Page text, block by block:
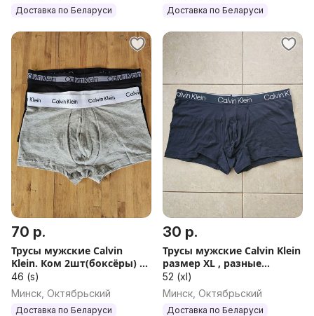
Доставка по Беларуси Доставка по Беларуси
70 р.
Трусы мужские Calvin
Klein. Ком 2шт(боксёры) S
размер
46 (s)
Минск, Октябрьский
Доставка по Беларуси
30 р.
Трусы мужские Calvin Klein
размер XL , разные
смотрим
52 (xl)
Минск, Октябрьский
Доставка по Беларуси